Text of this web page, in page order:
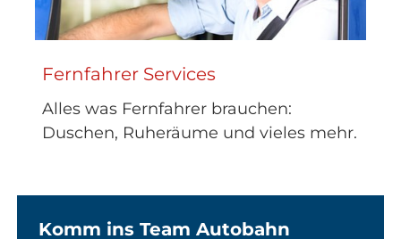
Fernfahrer Services
Alles was Fernfahrer brauchen:
Duschen, Ruheräume und vieles mehr.
Komm ins Team Autobahn